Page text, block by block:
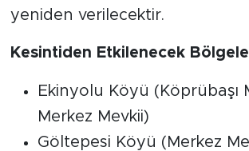
yeniden verilecektir.
Kesintiden Etkilenecek
Ekinyolu Köyü (Köprübaşı
Merkez Mevkii)
Göltepesi Köyü (Merkez